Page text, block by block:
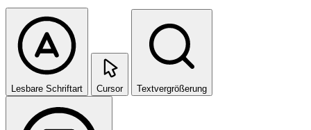
Lesbare Schriftart Cursor Textvergrößerung